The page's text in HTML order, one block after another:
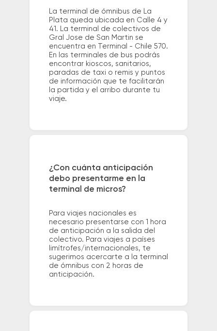
La terminal de ómnibus de La
Plata queda ubicada en Calle 4 y
41. La terminal de colectivos de
Gral Jose de San Martin se
encuentra en Terminal - Chile 570.
En las terminales de bus podrás
encontrar kioscos, sanitarios,
paradas de taxi o remis y puntos
de información que te facilitarán
la partida y el arribo durante tu
viaje.
¿Con cuánta anticipación
debo presentarme en la
terminal de micros?
Para viajes nacionales es
necesario presentarse con 1 hora
de anticipación a la salida del
colectivo. Para viajes a países
limítrofes/internacionales, te
sugerimos acercarte a la terminal
de ómnibus con 2 horas de
anticipación.